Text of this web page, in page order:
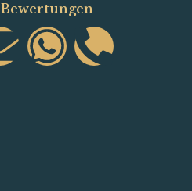
Bewertungen